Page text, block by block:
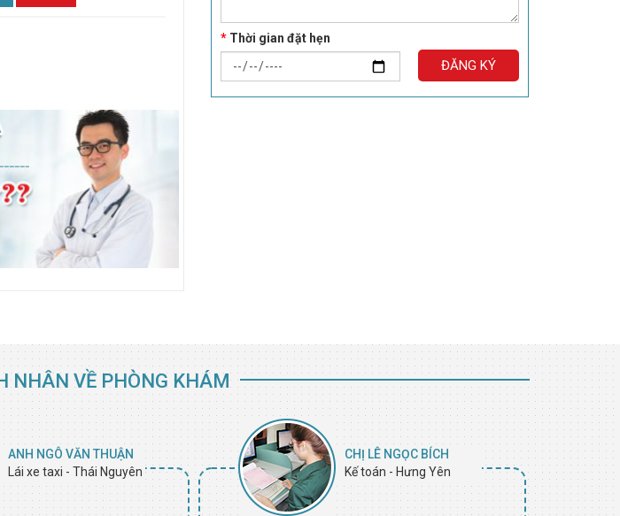
*Thời gian đặt hẹn
ĐĂNG KÝ
NHÂN VỀ PHÒNG KHÁM
ANH NGÔ VĂN THUẬN
Lái xe taxi - Thái Nguyên
CHỊ LÊ NGỌC BÍCH
Kế toán - Hưng Yên